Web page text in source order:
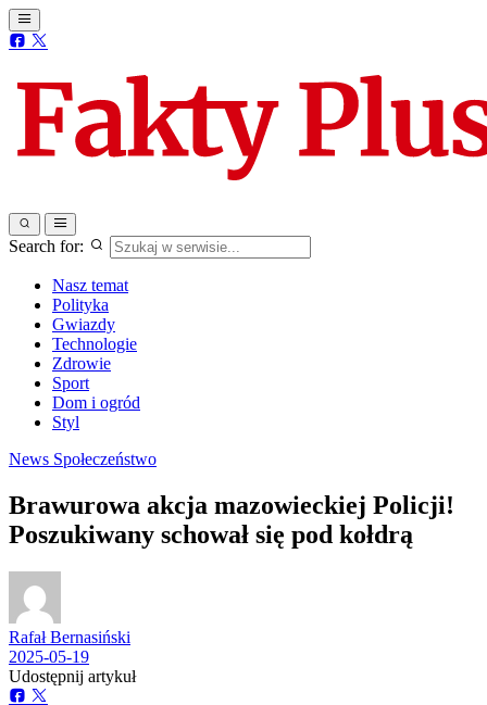
Search for:
Nasz temat
Polityka
Gwiazdy
Technologie
Zdrowie
Sport
Dom i ogród
Styl
News Społeczeństwo
Brawurowa akcja mazowieckiej Policji!
Poszukiwany schował się pod kołdrą
Rafał Bernasiński
2025-05-19
Udostępnij artykuł